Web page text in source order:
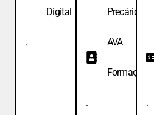
Digital
.
Precário
AVA
Formação
. .